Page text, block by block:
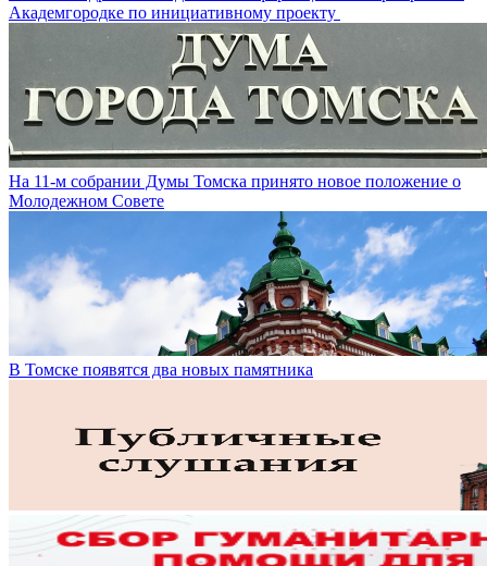
Академгородке по инициативному проекту
На 11-м собрании Думы Томска принято новое положение о
Молодежном Совете
В Томске появятся два новых памятника